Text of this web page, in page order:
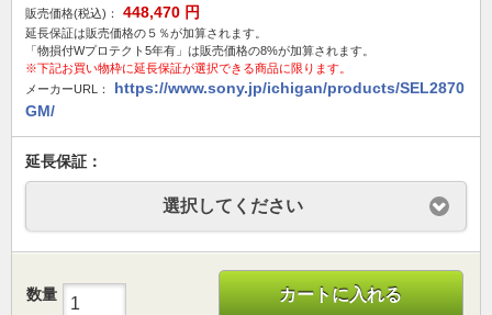
販売価格(税込)：
448,470 円
延長保証は販売価格の５％が加算されます。
「物損付Wプロテクト5年有」は販売価格の8%が加算されます。
※下記お買い物枠に延長保証が選択できる商品に限ります。
メーカーURL：
https://www.sony.jp/ichigan/products/SEL2870
GM/
延長保証：
選択してください
数量 カートに入れる